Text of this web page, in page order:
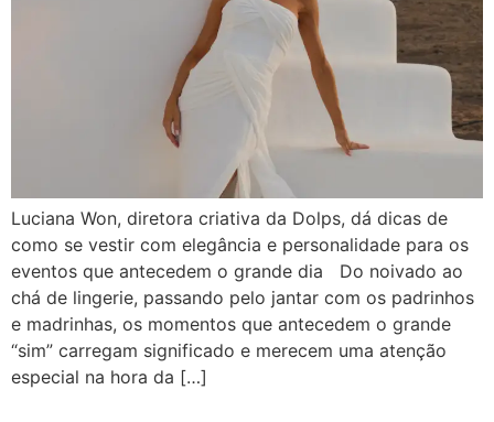
Luciana Won, diretora criativa da Dolps, dá dicas de
como se vestir com elegância e personalidade para os
eventos que antecedem o grande dia Do noivado ao
chá de lingerie, passando pelo jantar com os padrinhos
e madrinhas, os momentos que antecedem o grande
“sim” carregam significado e merecem uma atenção
especial na hora da […]